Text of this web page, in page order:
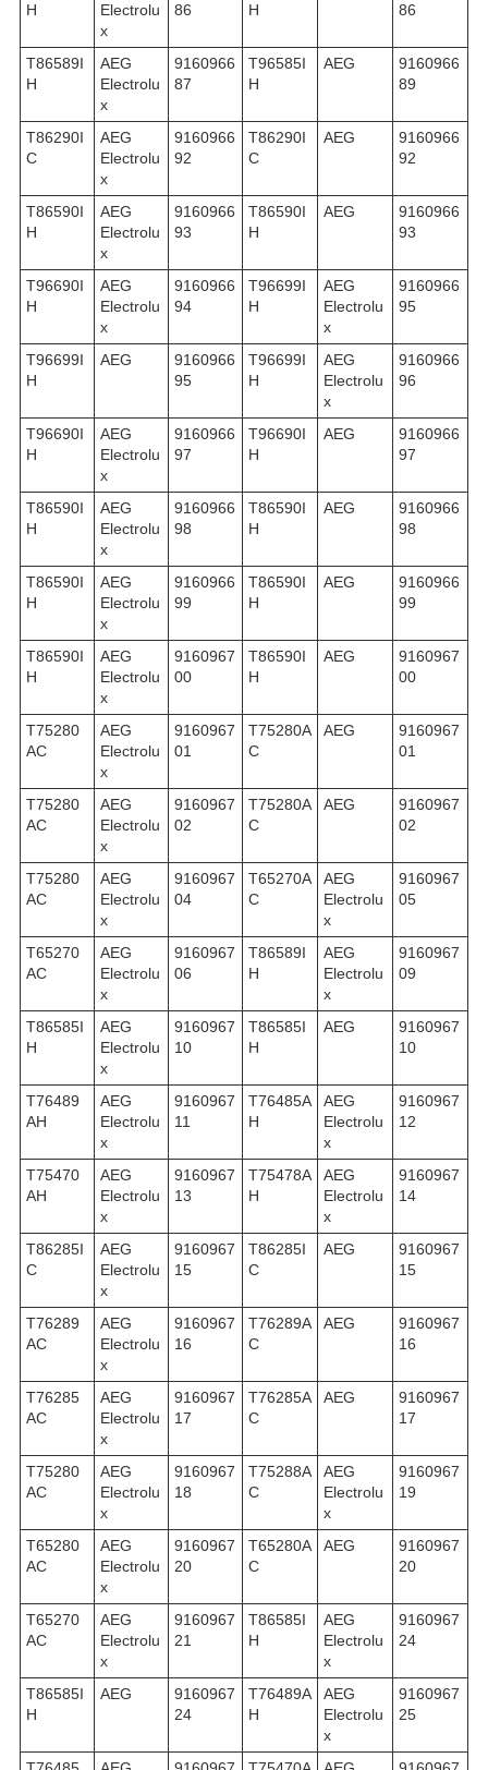
H
Electrolu
x
86
H
86
T86589I
H
AEG
Electrolu
x
9160966
87
T96585I
H
AEG
9160966
89
T86290I
C
AEG
Electrolu
x
9160966
92
T86290I
C
AEG
9160966
92
T86590I
H
AEG
Electrolu
x
9160966
93
T86590I
H
AEG
9160966
93
T96690I
H
AEG
Electrolu
x
9160966
94
T96699I
H
AEG
Electrolu
x
9160966
95
T96699I
H
AEG
9160966
95
T96699I
H
AEG
Electrolu
x
9160966
96
T96690I
H
AEG
Electrolu
x
9160966
97
T96690I
H
AEG
9160966
97
T86590I
H
AEG
Electrolu
x
9160966
98
T86590I
H
AEG
9160966
98
T86590I
H
AEG
Electrolu
x
9160966
99
T86590I
H
AEG
9160966
99
T86590I
H
AEG
Electrolu
x
9160967
00
T86590I
H
AEG
9160967
00
T75280
AC
AEG
Electrolu
x
9160967
01
T75280A
C
AEG
9160967
01
T75280
AC
AEG
Electrolu
x
9160967
02
T75280A
C
AEG
9160967
02
T75280
AC
AEG
Electrolu
x
9160967
04
T65270A
C
AEG
Electrolu
x
9160967
05
T65270
AC
AEG
Electrolu
x
9160967
06
T86589I
H
AEG
Electrolu
x
9160967
09
T86585I
H
AEG
Electrolu
x
9160967
10
T86585I
H
AEG
9160967
10
T76489
AH
AEG
Electrolu
x
9160967
11
T76485A
H
AEG
Electrolu
x
9160967
12
T75470
AH
AEG
Electrolu
x
9160967
13
T75478A
H
AEG
Electrolu
x
9160967
14
T86285I
C
AEG
Electrolu
x
9160967
15
T86285I
C
AEG
9160967
15
T76289
AC
AEG
Electrolu
x
9160967
16
T76289A
C
AEG
9160967
16
T76285
AC
AEG
Electrolu
x
9160967
17
T76285A
C
AEG
9160967
17
T75280
AC
AEG
Electrolu
x
9160967
18
T75288A
C
AEG
Electrolu
x
9160967
19
T65280
AC
AEG
Electrolu
x
9160967
20
T65280A
C
AEG
9160967
20
T65270
AC
AEG
Electrolu
x
9160967
21
T86585I
H
AEG
Electrolu
x
9160967
24
T86585I
H
AEG
9160967
24
T76489A
H
AEG
Electrolu
x
9160967
25